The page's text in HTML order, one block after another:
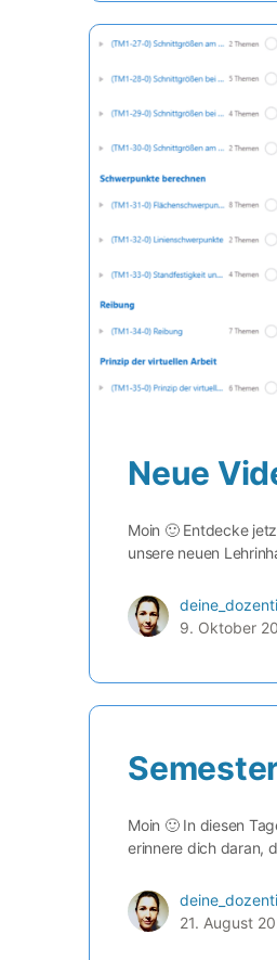
Neue
Moin 🙂 Entdecke
unsere neuen
9. Oktober
Moin 🙂 In diesen
erinnere dich daran,
21. August